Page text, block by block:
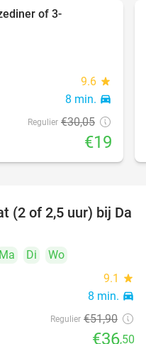
of 3-
9.6 star
8 min. directions_car
Regulier €30,05
€19
30%
(2 of 2,5 uur) bij Da
Ma Di
Wo
9.1 star
8 min. directions_car
Regulier €51,90
€36,50